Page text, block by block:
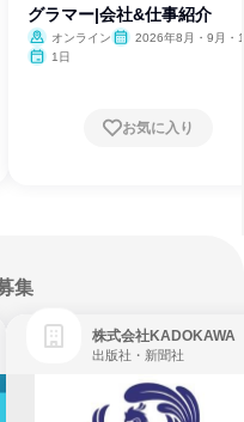
グラマー|会社&仕事紹介
オンライン
2026年8月・9月・
1日
お気に入り
集
株式会社KADOKAWA
出版社・新聞社